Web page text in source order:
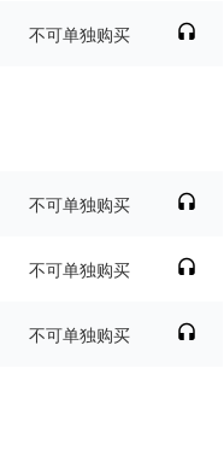
不可单独购买
不可单独购买
不可单独购买
不可单独购买